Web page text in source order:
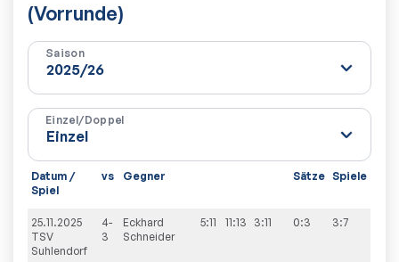
(Vorrunde)
Saison
Einzel/Doppel
Datum /
Spiel
vs Gegner Sätze Spiele
25.11.2025
TSV
Suhlendorf
4-
3
Eckhard
Schneider
5:11 11:13 3:11 0:3 3:7